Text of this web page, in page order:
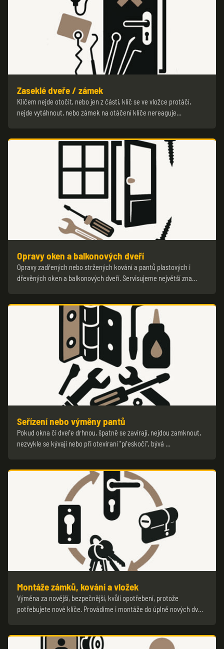
Zaseklé dveře / zámek
Klíčem nejde otočit, nebo jen z části, klíč se ve vložce protáčí,
nejde vytáhnout, nebo zámek na otáčení klíče nereaguje…
Opravy oken a balkonových dveří
Opravy zadřených nebo stržených kování a pantů plastových i
dřevěných oken a balkonových dveří. Servisujeme největší zna…
Seřízení nebo výměny pantů
Pokud okna či dveře drhnou, špatně se zavírají, nejdou zamknout,
nezvykle se kývají nebo při otevíraní "přeskočí", bývá …
Montáže zámků, kování a vložek
Výměna za novější, bezpečnější, kvůli opotřebení, protože
potřebujete nové klíče. Provádíme i montáže do úplně nových dv…